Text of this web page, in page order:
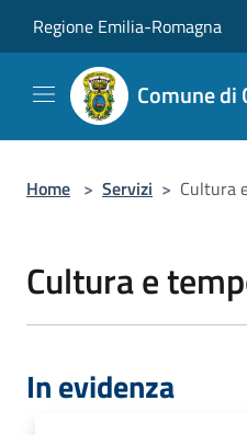
Regione Emilia-Romagna
Comune di
Home > Servizi > Cultura
Cultura e
In evidenza